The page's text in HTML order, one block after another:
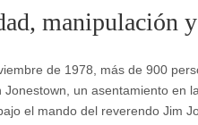
manipulación
de 1978, más de 900
Jonestown, un asentamiento en
el mando del reverendo Jim